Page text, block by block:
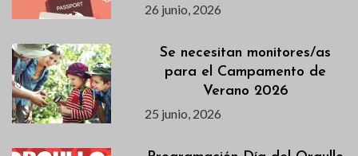
26 junio, 2026
Se necesitan monitores/as
para el Campamento de
Verano 2026
25 junio, 2026